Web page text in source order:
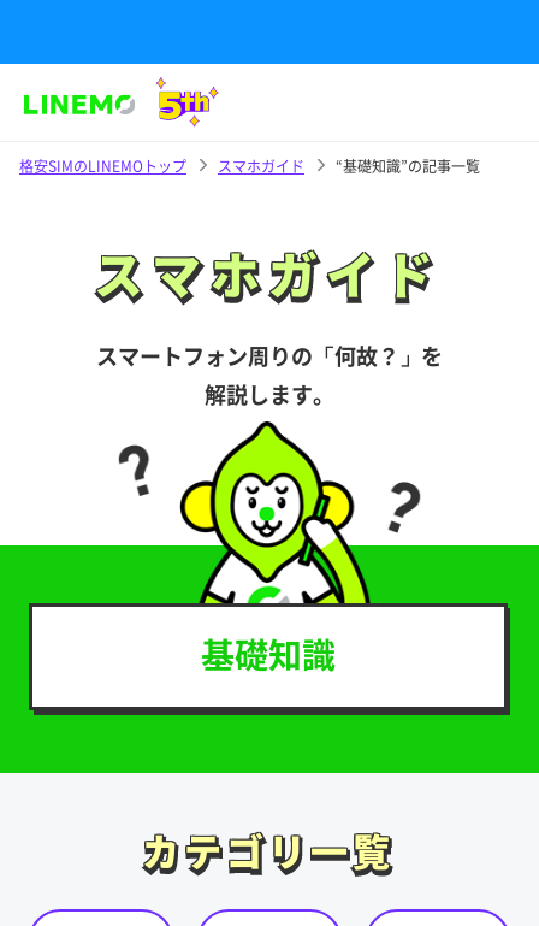
格安SIMのLINEMOトップ スマホガイド “基礎知識”の記事一覧
スマホガイド
スマホガイド
スマートフォン周りの「何故？」を
解説します。
基礎知識
カテゴリ一覧
カテゴリ一覧